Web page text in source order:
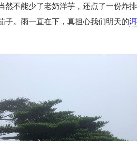
然不能少了老奶洋芋，还点了一份炸排
子。雨一直在下，真担心我们明天的